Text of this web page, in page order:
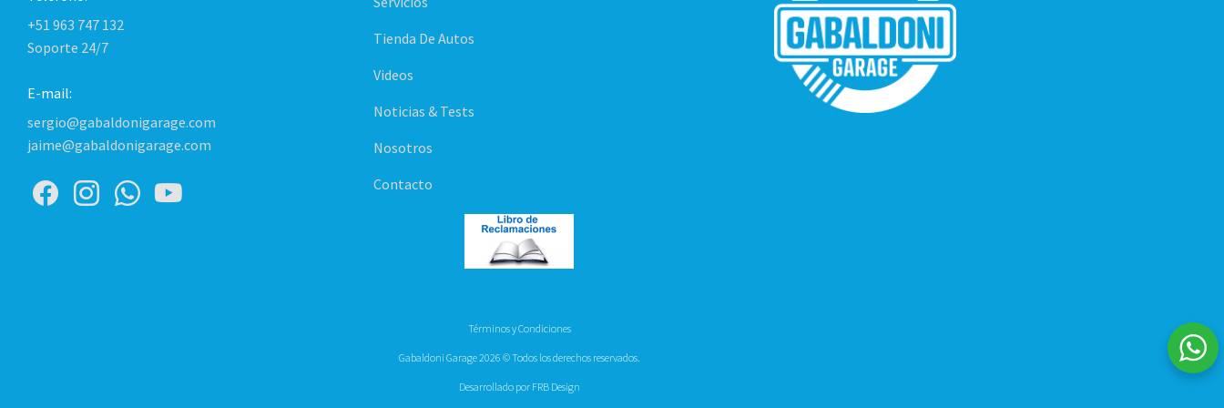
+51 963 747 132
Soporte 24/7
E-mail:
sergio@gabaldonigarage.com
jaime@gabaldonigarage.com
Tienda De Autos
Videos
Noticias & Tests
Nosotros
Contacto
Términos y Condiciones
Gabaldoni Garage 2026 © Todos los derechos reservados.
Desarrollado por FRB Design